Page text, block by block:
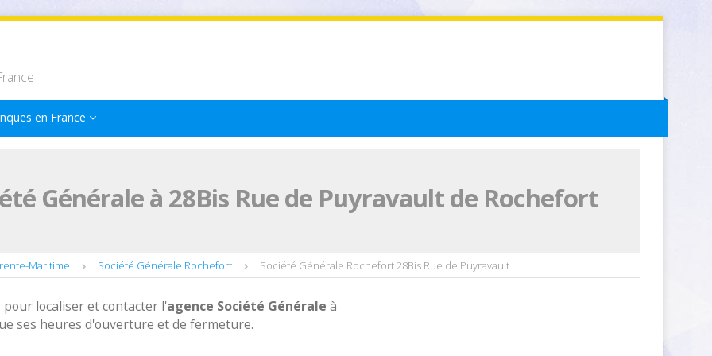
en France
Générale à 28Bis Rue de Puyravault de Rochefort
Maritime Société Générale Rochefort Société Générale Rochefort 28Bis Rue de Puyravault
localiser et contacter l'agence Société Générale à
ses heures d'ouverture et de fermeture.